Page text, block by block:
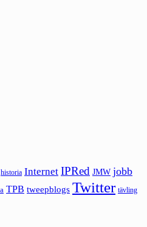
historia Internet IPRed JMW jobb
TPB tweepblogs Twitter tävling